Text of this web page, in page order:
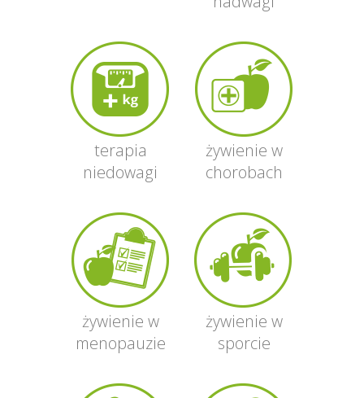
pozostał smaczny, zdrowy i prosty
w przygotowaniu.
terapia
niedowagi
żywienie w
chorobach
żywienie w
menopauzie
żywienie w
sporcie